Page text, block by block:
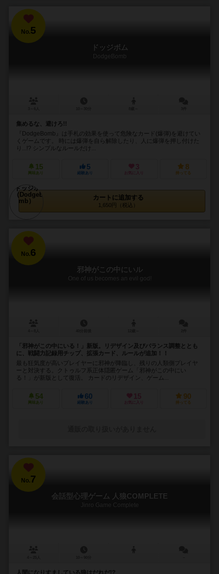
No.5
ドッジボム
DodgeBomb
集めるな、避けろ!!
『DodgeBomb』は手札の効果を使って危険なカード(爆弾)を避けてい
くゲームです。 時には爆弾を自ら解除したり、人に爆弾を押し付けた
り...!? シンプルなルールだけ...
15
興味あり
5
経験あり
3
お気に入り
8
持ってる
カートに追加する
1,650円（税込）
No.6
邪神がこの中にいル
One of us becomes an evil god!
「邪神がこの中にいる！」新版。リデザイン及びバランス調整ととも
に、戦闘力記録用チップ、拡張カード、ルールが追加！！
最も狂気度が高いプレイヤーに邪神が降臨し、残りの人類側プレイヤ
ーと対決する。クトゥルフ系正体隠匿ゲーム「邪神がこの中にい
る！」が新版として復活。 カードのリデザイン、ゲーム...
54
興味あり
60
経験あり
15
お気に入り
90
持ってる
No.7
会話型心理ゲーム 人狼COMPLETE
Jinro Game Complete
人間になりすましている狼はだれだ!?